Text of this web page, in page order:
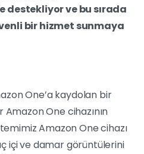
destekliyor ve bu sırada
bir hizmet sunmaya
One’a kaydolan bir
One cihazının
Amazon One cihazı
içi ve damar görüntülerini